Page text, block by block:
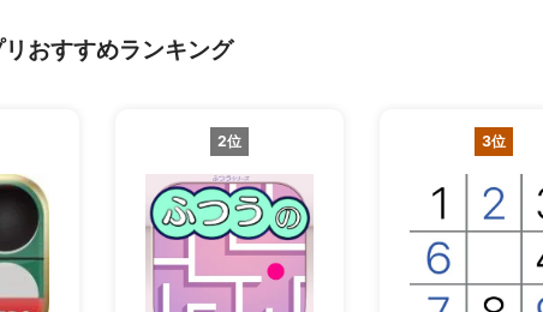
おすすめランキング
2位 3位